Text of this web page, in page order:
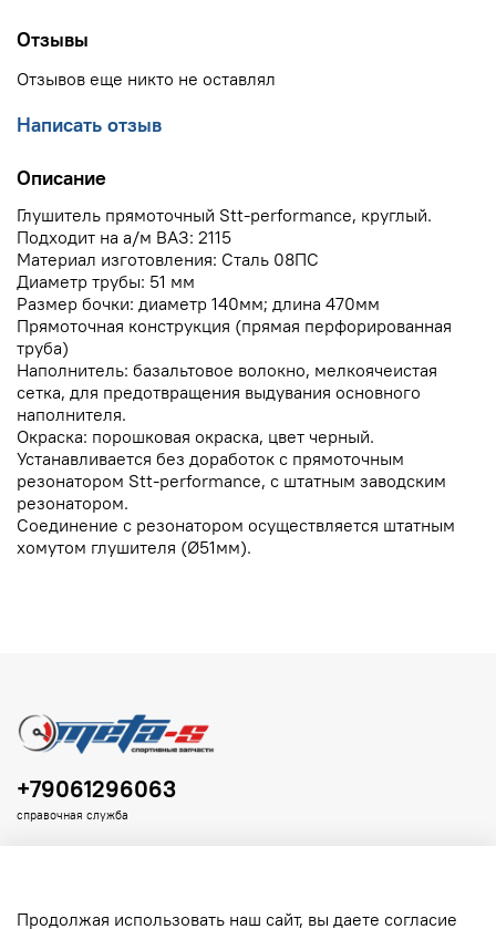
Отзывы
Отзывов еще никто не оставлял
Написать отзыв
Описание
Глушитель прямоточный Stt-performance, круглый.
Подходит на а/м ВАЗ: 2115
Материал изготовления: Сталь 08ПС
Диаметр трубы: 51 мм
Размер бочки: диаметр 140мм; длина 470мм
Прямоточная конструкция (прямая перфорированная
труба)
Наполнитель: базальтовое волокно, мелкоячеистая
сетка, для предотвращения выдувания основного
наполнителя.
Окраска: порошковая окраска, цвет черный.
Устанавливается без доработок с прямоточным
резонатором Stt-performance, с штатным заводским
резонатором.
Соединение с резонатором осуществляется штатным
хомутом глушителя (Ø51мм).
+79061296063
справочная служба
Продолжая использовать наш сайт, вы даете согласие